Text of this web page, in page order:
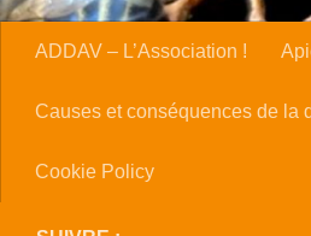
ADDAV – L’Association !
Causes et conséquences de la
Cookie Policy